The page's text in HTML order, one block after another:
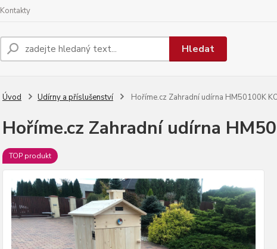
Kontakty
Hledat
Úvod Udírny a příslušenství Hoříme.cz Zahradní udírna HM50100K
Hoříme.cz Zahradní udírna
TOP produkt